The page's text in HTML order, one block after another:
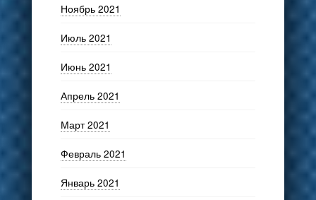
Ноябрь 2021
Июль 2021
Июнь 2021
Апрель 2021
Март 2021
Февраль 2021
Январь 2021